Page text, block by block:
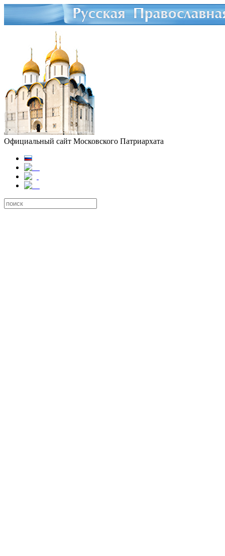
Официальный сайт Московского Патриархата